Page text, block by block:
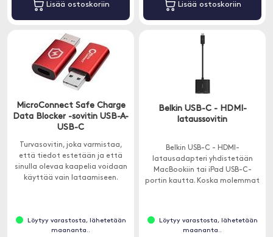
Lisää ostoskoriin Lisää ostoskoriin
MicroConnect Safe Charge
Data Blocker -sovitin USB-A-
USB-C
Turvasovitin, joka varmistaa,
että tiedot estetään ja että
sinulla olevaa kaapelia voidaan
käyttää vain lataamiseen.
Löytyy varastosta, lähetetään
maananta..
Belkin USB-C - HDMI-
lataussovitin
Belkin USB-C - HDMI-
latausadapteri yhdistetään
MacBookiin tai iPad USB-C-
portin kautta. Koska molemmat
konferensseihin ja messuille.
Löytyy varastosta, lähetetään
maananta..